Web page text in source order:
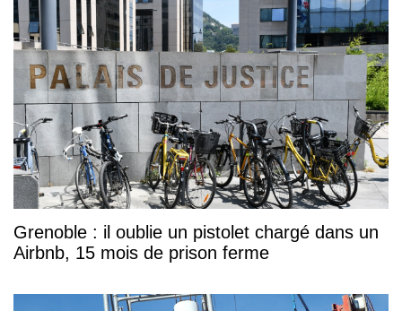
Grenoble : il oublie un pistolet chargé dans un
Airbnb, 15 mois de prison ferme